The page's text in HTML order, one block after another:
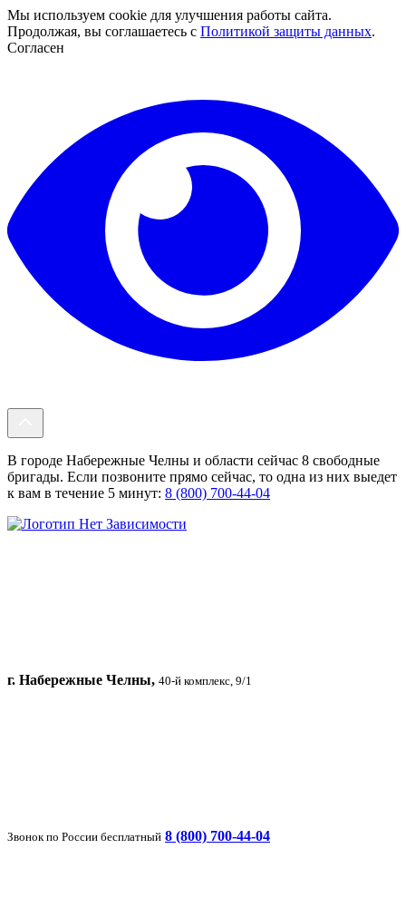
Мы используем cookie для улучшения работы сайта.
Продолжая, вы соглашаетесь с Политикой защиты данных.
Согласен
В городе Набережные Челны и области сейчас 8 свободные
бригады. Если позвоните прямо сейчас, то одна из них выедет
к вам в течение 5 минут: 8 (800) 700-44-04
г. Набережные Челны, 40-й комплекс, 9/1
Звонок по России бесплатный 8 (800) 700-44-04